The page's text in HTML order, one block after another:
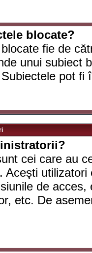
blocate?
fie de
unui subiect
pot fi
cei care au
Aceşti
de
etc. De